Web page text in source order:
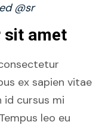
@sr
sit amet
ex sapien vitae
id cursus mi
leo eu